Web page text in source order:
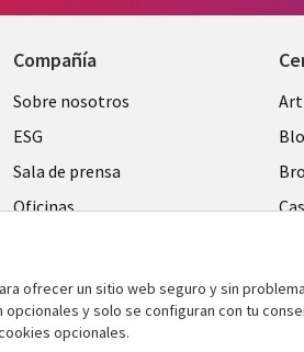
Compañía
Useful
links
SPAIN
Sobre nosotros
ESG
Sala de prensa
Oficinas
ofrecer un sitio web seguro y sin
y solo se configuran con tu
opcionales.